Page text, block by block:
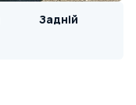
Задній